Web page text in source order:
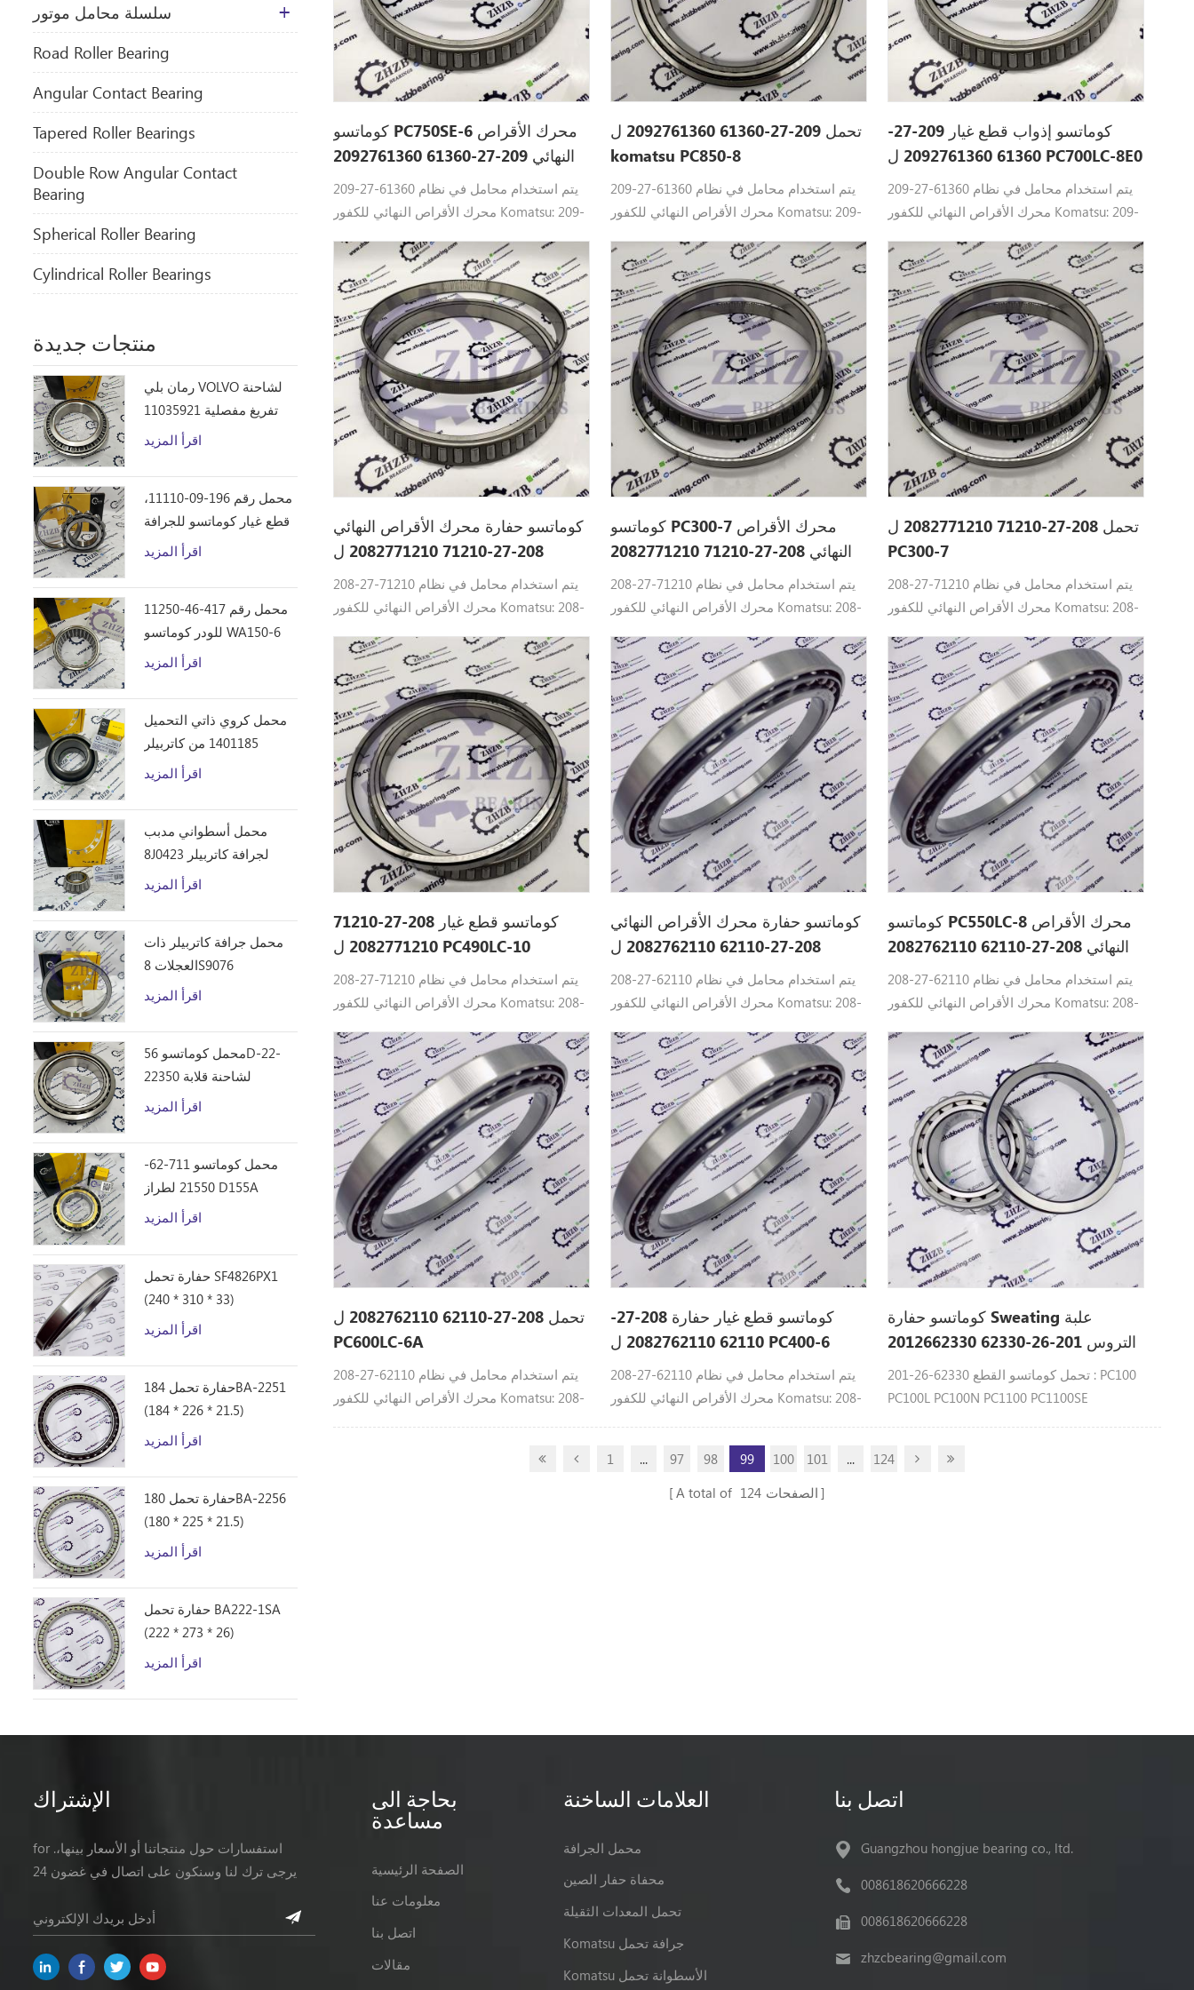
كوماتسو PC750SE-6 محرك الأقراص
النهائي 209-27-61360 2092761360
209-27-61360 يتم استخدام محامل في نظام
محرك الأقراص النهائي للكفور Komatsu: 209-
، PC700LC-8E0، PC1250-7، PC650-5، PC710-
5، PC750SE-6، PC750LC-7، PC800SE-8،
PC850-8
تحمل 209-27-61360 2092761360 ل
komatsu PC850-8
209-27-61360 يتم استخدام محامل في نظام
محرك الأقراص النهائي للكفور Komatsu: 209-
، PC700LC-8E0، PC1250-7، PC650-5، PC710-
5، PC750SE-6، PC750LC-7، PC800SE-8،
PC850-8
كوماتسو إذواب قطع غيار 209-27-
61360 2092761360 ل PC700LC-8E0
209-27-61360 يتم استخدام محامل في نظام
محرك الأقراص النهائي للكفور Komatsu: 209-
، PC700LC-8E0، PC1250-7، PC650-5، PC710-
5، PC750SE-6، PC750LC-7، PC800SE-8،
PC850-8
كوماتسو حفارة محرك الأقراص النهائي
208-27-71210 2082771210 ل
PC300-7
208-27-71210 يتم استخدام محامل في نظام
محرك الأقراص النهائي للكفور Komatsu: 208-
PC450-8، PC550LC-8، PC490-10، PC400-7 ،
PC270LL-7L ، PC300-7، PC300HD-8 ،
PC350HD-8، PC390LC-10 ، PC450LC-7،
PC490LC-10
كوماتسو PC300-7 محرك الأقراص
النهائي 208-27-71210 2082771210
208-27-71210 يتم استخدام محامل في نظام
محرك الأقراص النهائي للكفور Komatsu: 208-
PC450-8، PC550LC-8، PC490-10، PC400-7 ،
PC270LL-7L ، PC300-7، PC300HD-8 ،
PC350HD-8، PC390LC-10 ، PC450LC-7،
PC490LC-10
تحمل 208-27-71210 2082771210 ل
PC300-7
208-27-71210 يتم استخدام محامل في نظام
محرك الأقراص النهائي للكفور Komatsu: 208-
PC450-8، PC550LC-8، PC490-10، PC400-7 ،
PC270LL-7L ، PC300-7، PC300HD-8 ،
PC350HD-8، PC390LC-10 ، PC450LC-7،
PC490LC-10
كوماتسو قطع غيار 208-27-71210
2082771210 ل PC490LC-10
208-27-71210 يتم استخدام محامل في نظام
محرك الأقراص النهائي للكفور Komatsu: 208-
PC450-8، PC550LC-8، PC490-10، PC400-7 ،
PC270LL-7L ، PC300-7، PC300HD-8 ،
PC350HD-8، PC390LC-10 ، PC450LC-7،
PC490LC-10
كوماتسو حفارة محرك الأقراص النهائي
208-27-62110 2082762110 ل
PC600-8
208-27-62110 يتم استخدام محامل في نظام
محرك الأقراص النهائي للكفور Komatsu: 208-
PC400LC-6Z، PC400-6، PC600LC-7، PC600-
8، PC600LC-6APC650LC-7
كوماتسو PC550LC-8 محرك الأقراص
النهائي 208-27-62110 2082762110
208-27-62110 يتم استخدام محامل في نظام
محرك الأقراص النهائي للكفور Komatsu: 208-
PC400LC-6Z، PC400-6، PC600LC-7، PC600-
8، PC600LC-6APC650LC-7
تحمل 208-27-62110 2082762110 ل
PC600LC-6A
208-27-62110 يتم استخدام محامل في نظام
محرك الأقراص النهائي للكفور Komatsu: 208-
كوماتسو قطع غيار حفارة 208-27-
62110 2082762110 ل PC400-6
208-27-62110 يتم استخدام محامل في نظام
محرك الأقراص النهائي للكفور Komatsu: 208-
PC400LC-6Z، PC400-6، PC600LC-7، PC600-
8، PC600LC-6APC650LC-7
كوماتسو حفارة Sweating علبة
التروس 201-26-62330 2012662330
ل PC100N
201-26-62330 تحمل كوماتسو القطع : PC100
PC100L PC100N PC1100 PC1100SE
PC130-8M0 PC130 PC138 PC138US
1 ... 97 98 99 100 101 ...
124
A total of 124 الصفحات
سلسلة محامل موتور
​Road Roller Bearing
Angular Contact Bearing
Tapered Roller Bearings
Double Row Angular Contact
Bearing
Spherical Roller Bearing
Cylindrical Roller Bearings
منتجات جديدة
رمان بلي VOLVO لشاحنة
تفريغ مفصلية 11035921
اقرأ المزيد
محمل رقم 196-09-11110،
قطع غيار كوماتسو للجرافة
D355C
اقرأ المزيد
محمل رقم 417-46-11250
للودر كوماتسو WA150-6
اقرأ المزيد
محمل كروي ذاتي التحميل
1401185 من كاتربيلر
اقرأ المزيد
محمل أسطواني مدبب
8J0423 لجرافة كاتربيلر
D10R
اقرأ المزيد
محمل جرافة كاتربيلر ذات
العجلات 8S9076
اقرأ المزيد
محمل كوماتسو 56D-22-
22350 لشاحنة قلابة
HM250
اقرأ المزيد
محمل كوماتسو 711-62-
21550 لطراز D155A
اقرأ المزيد
حفارة تحمل SF4826PX1
(240 * 310 * 33)
اقرأ المزيد
حفارة تحمل 184BA-2251
(184 * 226 * 21.5)
اقرأ المزيد
حفارة تحمل 180BA-2256
(180 * 225 * 21.5)
اقرأ المزيد
حفارة تحمل BA222-1SA
(222 * 273 * 26)
اقرأ المزيد
الإشتراك
for .استفسارات حول منتجاتنا أو الأسعار بينها،
يرجى ترك لنا وسنكون على اتصال في غضون 24
بحاجة الى
مساعدة
الصفحة الرئيسية
معلومات عنا
اتصل بنا
مقالات
العلامات الساخنة
محمل الجرافة
محفاة حفار الصين
تحمل المعدات الثقيلة
Komatsu جرافة تحمل
Komatsu الأسطوانة تحمل
اتصل بنا
Guangzhou hongjue bearing co., ltd.
008618620666228
008618620666228
zhzcbearing@gmail.com